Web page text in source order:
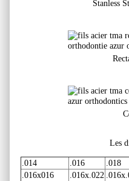
Stanless
Les
.014 .016 .018
.016x016
.016x.022